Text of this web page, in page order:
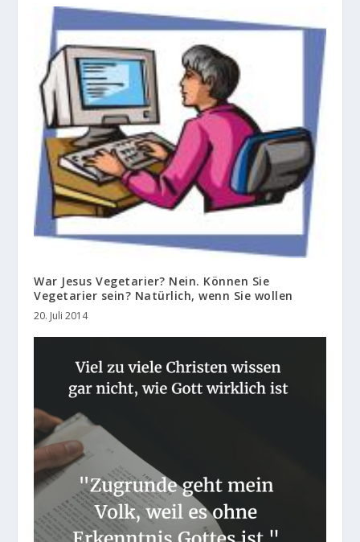
War Jesus Vegetarier? Nein. Können Sie
Vegetarier sein? Natürlich, wenn Sie wollen
20. Juli 2014